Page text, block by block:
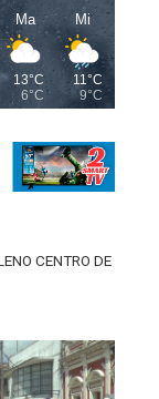
Ma
13°C
6°C
Mi
11°C
9°C
CENTRO DE